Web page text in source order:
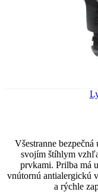
Všestranne
svojím štíhlym
prvkami. Prilba má
vnútornú antialergickú
a rýchle